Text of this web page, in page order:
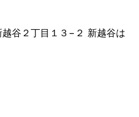
谷２丁目１３−２ 新越谷は